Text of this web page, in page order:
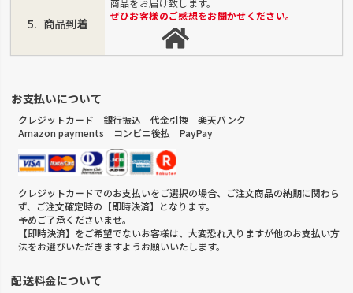
商品到着
商品をお届け致します。
ぜひお客様のご感想をお聞かせください。
お支払いについて
クレジットカード 銀行振込 代金引換 楽天バンク
Amazon payments コンビニ後払 PayPay
クレジットカードでのお支払いをご選択の場合、ご注文商品の納期に関わら
ず、ご注文確定時の【即時決済】となります。
予めご了承くださいませ。
【即時決済】をご希望でないお客様は、大変恐れ入りますが他のお支払い方
法をお選びいただきますようお願いいたします。
配送料金について